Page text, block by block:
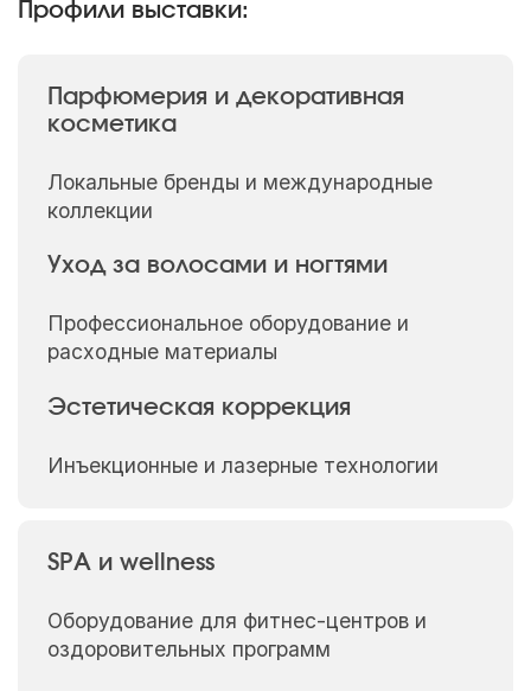
Профили выставки:
Парфюмерия и декоративная
косметика
Локальные бренды и международные
коллекции
Уход за волосами и ногтями
Профессиональное оборудование и
расходные материалы
Эстетическая коррекция
Инъекционные и лазерные технологии
SPA и wellness
Оборудование для фитнес-центров и
оздоровительных программ